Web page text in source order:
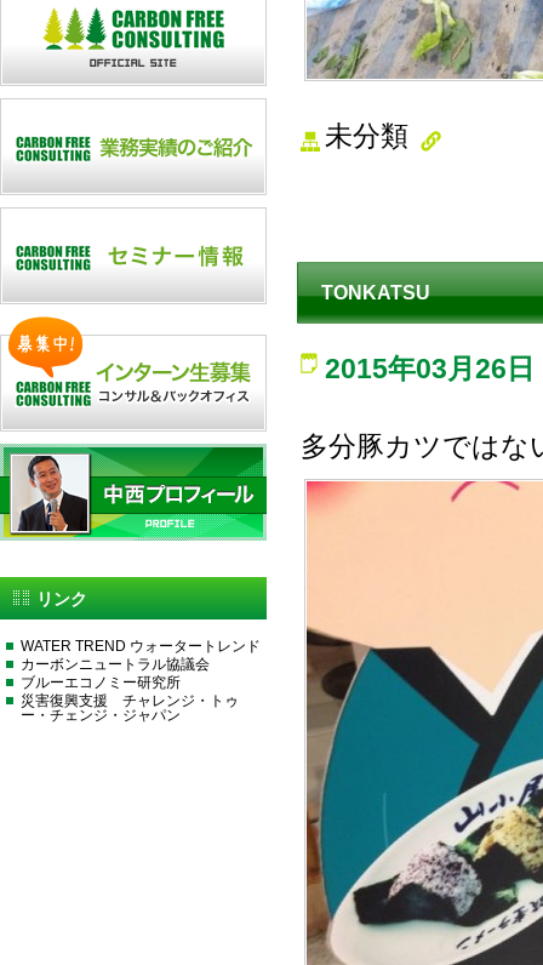
未分類
TONKATSU
2015年03月26日
多分豚カツではな
リンク
WATER TREND ウォータートレンド
カーボンニュートラル協議会
ブルーエコノミー研究所
災害復興支援 チャレンジ・トゥ
ー・チェンジ・ジャパン